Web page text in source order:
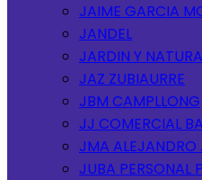
JAIME GARCIA
JANDEL
JARDIN Y
JAZ ZUBIAURRE
JBM CAMPLLONG
JJ COMERCIAL
JMA ALEJANDRO
JUBA PERSONAL